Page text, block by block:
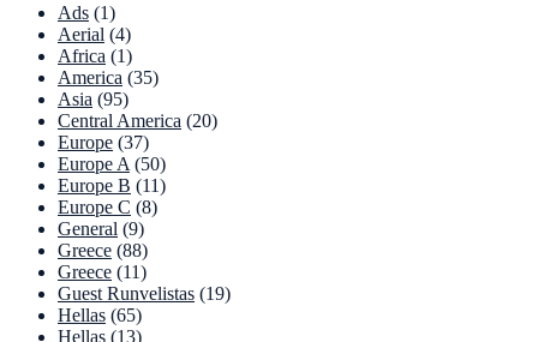
Ads (1)
Aerial (4)
Africa (1)
America (35)
Asia (95)
Central America (20)
Europe (37)
Europe A (50)
Europe B (11)
Europe C (8)
General (9)
Greece (88)
Greece (11)
Guest Runvelistas (19)
Hellas (65)
Hellas (13)